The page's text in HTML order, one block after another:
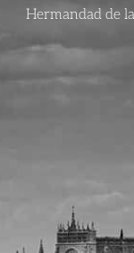
Hermandad de